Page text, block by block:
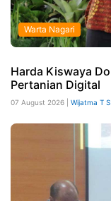
Warta Nagari
Harda Kiswaya
Pertanian Digital
07 August 2026 | Wijatma T S